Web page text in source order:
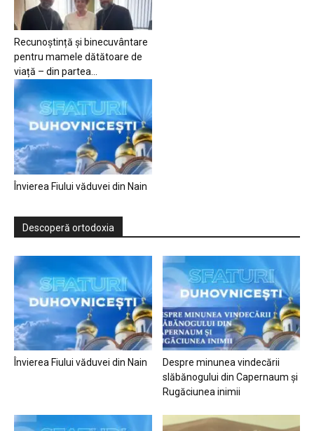
Recunoștință și binecuvântare
pentru mamele dătătoare de
viață – din partea...
Învierea Fiului văduvei din Nain
Descoperă ortodoxia
Învierea Fiului văduvei din Nain
Despre minunea vindecării
slăbănogului din Capernaum și
Rugăciunea inimii